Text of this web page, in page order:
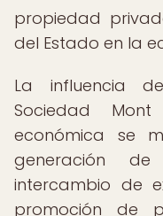
propiedad
del Estado en la
La influencia
Sociedad
económica se
generación
intercambio de
promoción de